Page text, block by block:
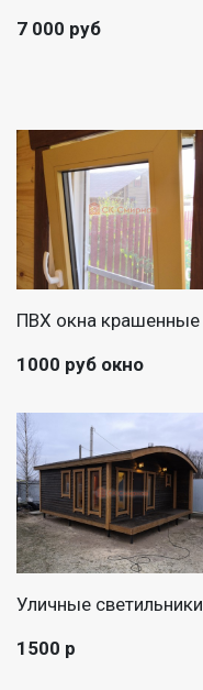
7 000 руб
ПВХ окна крашенные
1000 руб окно
Уличные светильники
1500 р